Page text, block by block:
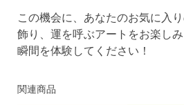
この機会に、あなたのお気に入
飾り、運を呼ぶアートをお楽し
瞬間を体験してください！
関連商品